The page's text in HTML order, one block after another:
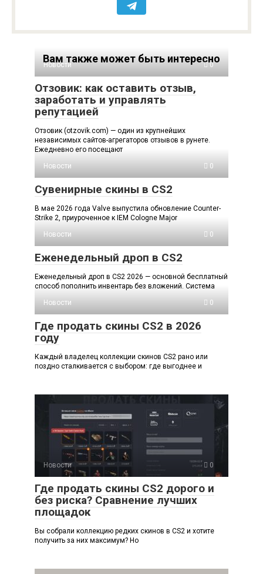
Вам также может быть интересно
Новости 0
Отзовик: как оставить отзыв,
заработать и управлять
репутацией
Отзовик (otzovik.com) — один из крупнейших
независимых сайтов-агрегаторов отзывов в рунете.
Ежедневно его посещают
Новости
0
Сувенирные скины в CS2
В мае 2026 года Valve выпустила обновление Counter-
Strike 2, приуроченное к IEM Cologne Major
Новости
0
Еженедельный дроп в CS2
Еженедельный дроп в CS2 2026 — основной бесплатный
способ пополнить инвентарь без вложений. Система
Новости
0
Где продать скины CS2 в 2026
году
Каждый владелец коллекции скинов CS2 рано или
поздно сталкивается с выбором: где выгоднее и
Новости 0
Где продать скины CS2 дорого и
без риска? Сравнение лучших
площадок
Вы собрали коллекцию редких скинов в CS2 и хотите
получить за них максимум? Но